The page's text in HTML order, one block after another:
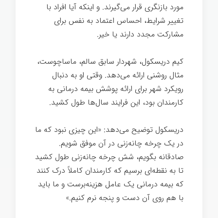
مورد بازنگری قرار می‌گیرند. و اینکه آیا افراد با
تغییر شرایط، احساس اعتماد به نفس برای
مشارکت مجدد دارند یا خیر.
کیم دریسکول، شهردار سابق سالم، ماساچوست،
مثال روشنی ارائه می‌دهد. وقتی او به دنبال
رویکرد شهر برای ارائه پوشش بیمه درمانی به
کارمندان بود، این فرایند سال‌ها طول کشید.
دریسکول توضیح می‌دهد: «این چیزی نبود که ما
در یک چرخه چانه‌زنی در آن موفق شویم.
صادقانه بگویم، شش چرخه چانه‌زنی طول کشید
تا به نقطه‌ای برسیم که کارمندان کاملاً درک کنند
که بیمه درمانی یک عامل هزینه‌برست و ما باید
با هم روی آن دست و پنجه نرم کنیم.»